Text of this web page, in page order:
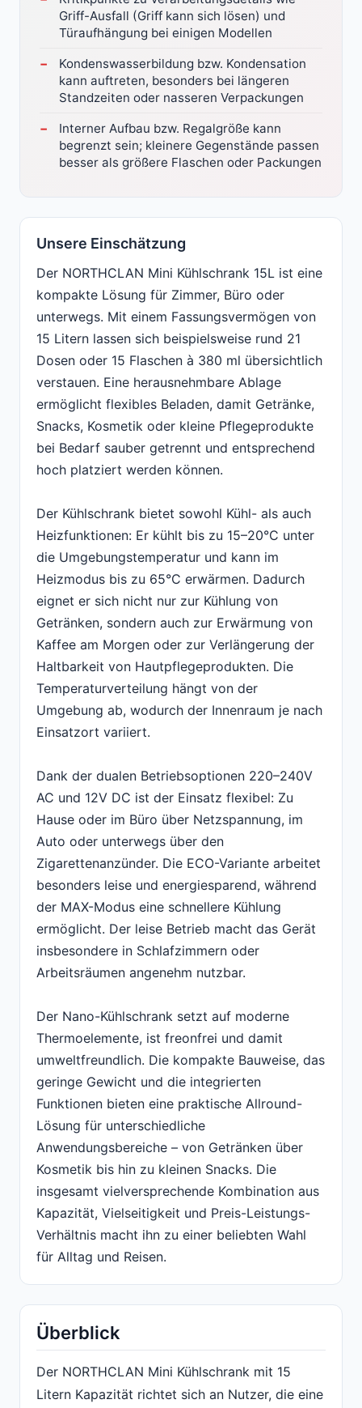
Griff-Ausfall (Griff kann sich lösen) und
Türaufhängung bei einigen Modellen
Kondenswasserbildung bzw. Kondensation
kann auftreten, besonders bei längeren
Standzeiten oder nasseren Verpackungen
Interner Aufbau bzw. Regalgröße kann
begrenzt sein; kleinere Gegenstände passen
besser als größere Flaschen oder Packungen
Unsere Einschätzung
Der NORTHCLAN Mini Kühlschrank 15L ist eine
kompakte Lösung für Zimmer, Büro oder
unterwegs. Mit einem Fassungsvermögen von
15 Litern lassen sich beispielsweise rund 21
Dosen oder 15 Flaschen à 380 ml übersichtlich
verstauen. Eine herausnehmbare Ablage
ermöglicht flexibles Beladen, damit Getränke,
Snacks, Kosmetik oder kleine Pflegeprodukte
bei Bedarf sauber getrennt und entsprechend
hoch platziert werden können.
Der Kühlschrank bietet sowohl Kühl- als auch
Heizfunktionen: Er kühlt bis zu 15–20°C unter
die Umgebungstemperatur und kann im
Heizmodus bis zu 65°C erwärmen. Dadurch
eignet er sich nicht nur zur Kühlung von
Getränken, sondern auch zur Erwärmung von
Kaffee am Morgen oder zur Verlängerung der
Haltbarkeit von Hautpflegeprodukten. Die
Temperaturverteilung hängt von der
Umgebung ab, wodurch der Innenraum je nach
Einsatzort variiert.
Dank der dualen Betriebsoptionen 220–240V
AC und 12V DC ist der Einsatz flexibel: Zu
Hause oder im Büro über Netzspannung, im
Auto oder unterwegs über den
Zigarettenanzünder. Die ECO-Variante arbeitet
besonders leise und energiesparend, während
der MAX-Modus eine schnellere Kühlung
ermöglicht. Der leise Betrieb macht das Gerät
insbesondere in Schlafzimmern oder
Arbeitsräumen angenehm nutzbar.
Der Nano-Kühlschrank setzt auf moderne
Thermoelemente, ist freonfrei und damit
umweltfreundlich. Die kompakte Bauweise, das
geringe Gewicht und die integrierten
Funktionen bieten eine praktische Allround-
Lösung für unterschiedliche
Anwendungsbereiche – von Getränken über
Kosmetik bis hin zu kleinen Snacks. Die
insgesamt vielversprechende Kombination aus
Kapazität, Vielseitigkeit und Preis-Leistungs-
Verhältnis macht ihn zu einer beliebten Wahl
für Alltag und Reisen.
Überblick
Der NORTHCLAN Mini Kühlschrank mit 15
Litern Kapazität richtet sich an Nutzer, die eine